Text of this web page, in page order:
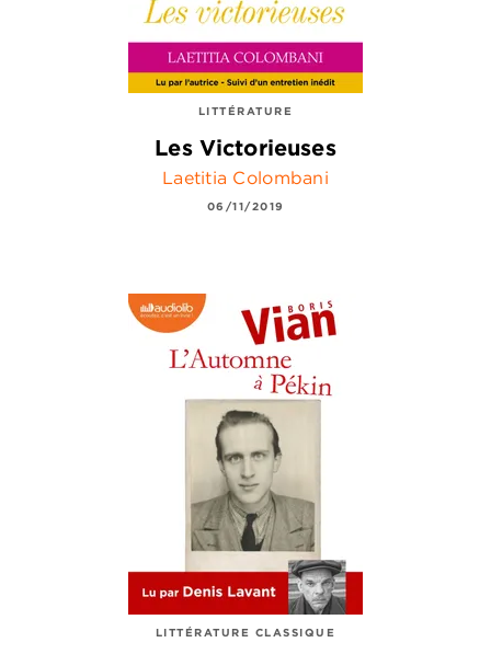
LITTÉRATURE
Les Victorieuses
Laetitia Colombani
06/11/2019
LITTÉRATURE CLASSIQUE